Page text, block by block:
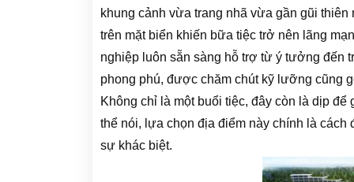
khung cảnh vừa trang nhã vừa gần gũi
trên mặt biển khiến bữa tiệc trở nên lãng
nghiệp luôn sẵn sàng hỗ trợ từ ý tưởng đến
phong phú, được chăm chút kỹ lưỡng cũng
Không chỉ là một buổi tiệc, đây còn là dịp
thể nói, lựa chọn địa điểm này chính là
sự khác biệt.